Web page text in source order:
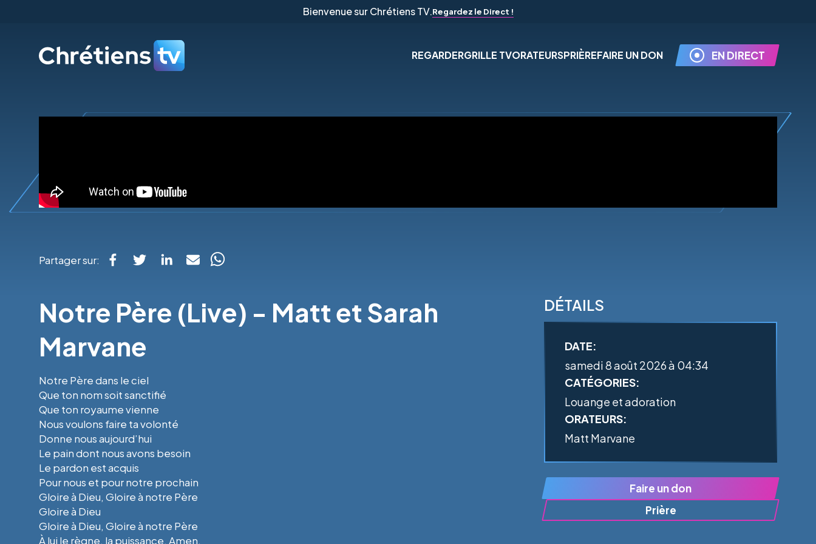
Bienvenue sur Chrétiens TV.Regardez le Direct !
REGARDERGRILLE TVORATEURSPRIÈREFAIRE UN DON EN DIRECT
Partager sur:
Notre Père (Live) - Matt et Sarah
Marvane
Notre Père dans le ciel
Que ton nom soit sanctifié
Que ton royaume vienne
Nous voulons faire ta volonté
Donne nous aujourd’hui
Le pain dont nous avons besoin
Le pardon est acquis
Pour nous et pour notre prochain
Gloire à Dieu, Gloire à notre Père
Gloire à Dieu
Gloire à Dieu, Gloire à notre Père
À lui le règne, la puissance, Amen.
DÉTAILS
DATE:
samedi 8 août 2026 à 04:34
CATÉGORIES:
Louange et adoration
ORATEURS:
Matt Marvane
Faire un don
Prière